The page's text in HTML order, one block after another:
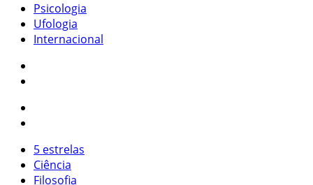
Psicologia
Ufologia
Internacional
5 estrelas
Ciência
Filosofia